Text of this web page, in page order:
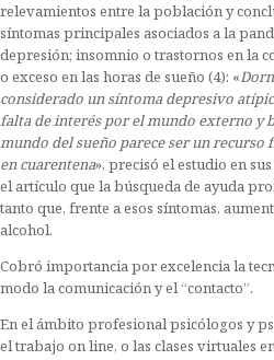
relevamientos entre la población y
síntomas principales asociados a la
depresión; insomnio o trastornos en la
o exceso en las horas de sueño (4): «
considerado un síntoma depresivo
falta de interés por el mundo externo y
mundo del sueño parece ser un
en cuarentena», precisó el estudio en
el artículo que la búsqueda de ayuda
tanto que, frente a esos síntomas,
alcohol.
Cobró importancia por excelencia la
modo la comunicación y el “contacto”.
En el ámbito profesional psicólogos y
el trabajo on line, o las clases virtuales